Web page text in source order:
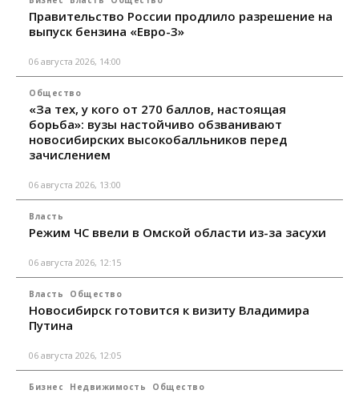
Правительство России продлило разрешение на
выпуск бензина «Евро-3»
06 августа 2026, 14:00
Общество
«За тех, у кого от 270 баллов, настоящая
борьба»: вузы настойчиво обзванивают
новосибирских высокобалльников перед
зачислением
06 августа 2026, 13:00
Власть
Режим ЧС ввели в Омской области из-за засухи
06 августа 2026, 12:15
Власть Общество
Новосибирск готовится к визиту Владимира
Путина
06 августа 2026, 12:05
Бизнес Недвижимость Общество